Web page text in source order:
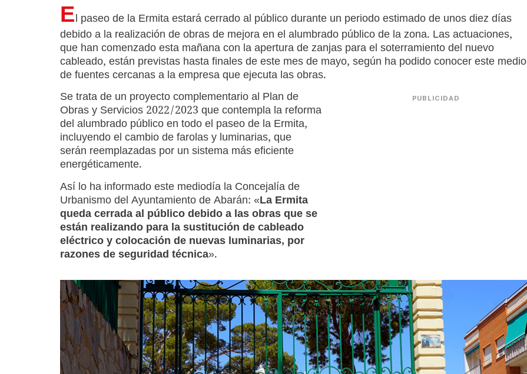
El paseo de la Ermita estará cerrado al público durante un periodo estimado de unos diez días
debido a la realización de obras de mejora en el alumbrado público de la zona. Las actuaciones,
que han comenzado esta mañana con la apertura de zanjas para el soterramiento del nuevo
cableado, están previstas hasta finales de este mes de mayo, según ha podido conocer este medio
de fuentes cercanas a la empresa que ejecuta las obras.
PUBLICIDAD
Se trata de un proyecto complementario al Plan de
Obras y Servicios 2022/2023 que contempla la reforma
del alumbrado público en todo el paseo de la Ermita,
incluyendo el cambio de farolas y luminarias, que
serán reemplazadas por un sistema más eficiente
energéticamente.
Así lo ha informado este mediodía la Concejalía de
Urbanismo del Ayuntamiento de Abarán: «La Ermita
queda cerrada al público debido a las obras que se
están realizando para la sustitución de cableado
eléctrico y colocación de nuevas luminarias, por
razones de seguridad técnica».